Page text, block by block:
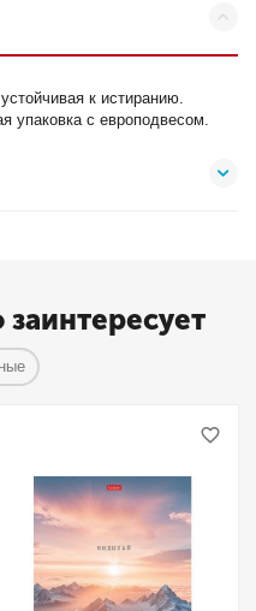
к истиранию.
упаковка с европодвесом.